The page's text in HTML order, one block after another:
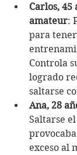
Carlos, 45
amateur:
para
Controla
logrado
saltarse
Ana, 28
Saltarse
exceso al